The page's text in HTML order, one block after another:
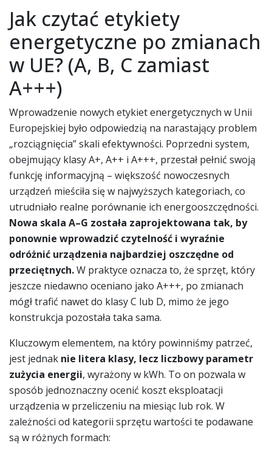
Jak czytać etykiety
energetyczne po zmianach
w UE? (A, B, C zamiast
A+++)
Wprowadzenie nowych etykiet energetycznych w Unii
Europejskiej było odpowiedzią na narastający problem
„rozciągnięcia” skali efektywności. Poprzedni system,
obejmujący klasy A+, A++ i A+++, przestał pełnić swoją
funkcję informacyjną – większość nowoczesnych
urządzeń mieściła się w najwyższych kategoriach, co
utrudniało realne porównanie ich energooszczędności.
Nowa skala A–G została zaprojektowana tak, by
ponownie wprowadzić czytelność i wyraźnie
odróżnić urządzenia najbardziej oszczędne od
przeciętnych.W praktyce oznacza to, że sprzęt, który
jeszcze niedawno oceniano jako A+++, po zmianach
mógł trafić nawet do klasy C lub D, mimo że jego
konstrukcja pozostała taka sama.
Kluczowym elementem, na który powinniśmy patrzeć,
jest jednak nie litera klasy, lecz liczbowy parametr
zużycia energii, wyrażony w kWh. To on pozwala w
sposób jednoznaczny ocenić koszt eksploatacji
urządzenia w przeliczeniu na miesiąc lub rok. W
zależności od kategorii sprzętu wartości te podawane
są w różnych formach: